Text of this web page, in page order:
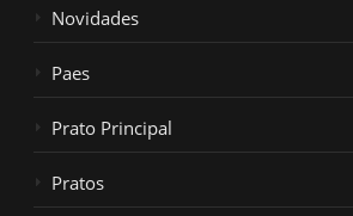
Novidades
Paes
Prato Principal
Pratos